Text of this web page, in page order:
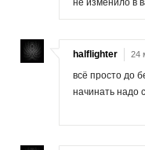
не изменило в
halflighter 24
всё просто до
начинать надо